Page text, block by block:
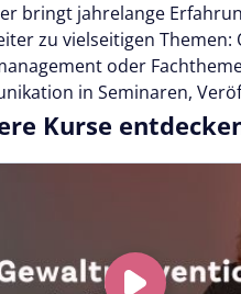
bringt jahrelange
zu vielseitigen
oder
in Seminaren,
Kurse